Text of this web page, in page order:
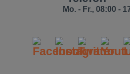
Mo. - Fr., 08:00 -